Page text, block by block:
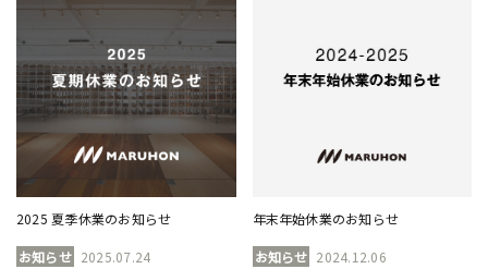
2025 夏季休業のお知らせ
お知らせ 2025.07.24
年末年始休業のお知らせ
お知らせ 2024.12.06